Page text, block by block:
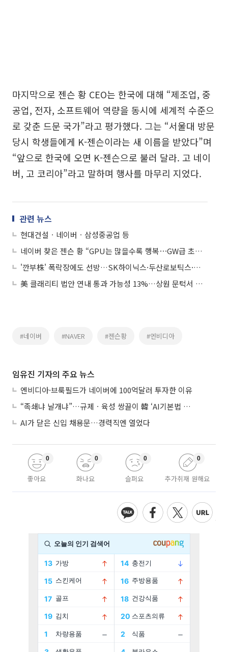
마지막으로 젠슨 황 CEO는 한국에 대해 “제조업, 중
공업, 전자, 소프트웨어 역량을 동시에 세계적 수준으
로 갖춘 드문 국가”라고 평가했다. 그는 “서울대 방문
당시 학생들에게 K-젠슨이라는 새 이름을 받았다”며
“앞으로 한국에 오면 K-젠슨으로 불러 달라. 고 네이
버, 고 코리아”라고 말하며 행사를 마무리 지었다.
관련 뉴스
현대건설ㆍ네이버ㆍ삼성중공업 등
네이버 찾은 젠슨 황 “GPU는 많을수록 행복⋯GW급 초대형 AI 인프라 협력”
'깐부株' 폭락장에도 선방…SK하이닉스·두산로보틱스·네이버는 낙폭 방어
美 클래리티 법안 연내 통과 가능성 13%…상원 문턱서 제동
#네이버 #NAVER #젠슨황 #엔비디아
임유진 기자의 주요 뉴스
엔비디아·브룩필드가 네이버에 100억달러 투자한 이유
“족쇄냐 날개냐”…규제ㆍ육성 쌍끌이 韓 ‘AI기본법 개정안’ 오늘 시행
AI가 닫은 신입 채용문…경력직엔 열었다
좋아요
0
화나요
0
슬퍼요
0
추가취재 원해요
0